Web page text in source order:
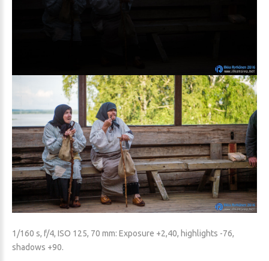
1/160 s, f/4, ISO 125, 70 mm: Exposure +2,40, highlights -76,
shadows +90.